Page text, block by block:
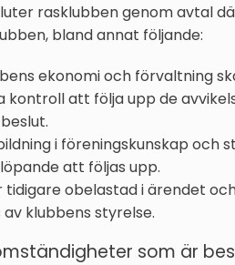
rasklubben genom avtal
bland annat följande:
ekonomi och förvaltning
kontroll att följa upp de
i föreningskunskap och
att följas upp.
tidigare obelastad i ärendet
klubbens styrelse.
som är